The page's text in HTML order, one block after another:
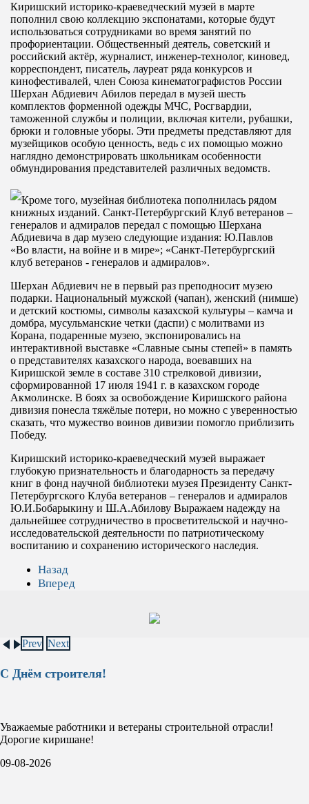
Киришский историко-краеведческий музей в марте
пополнил свою коллекцию экспонатами, которые будут
использоваться сотрудниками во время занятий по
профориентации. Общественный деятель, советский и
российский актёр, журналист, инженер-технолог, киновед,
корреспондент, писатель, лауреат ряда конкурсов и
кинофестивалей, член Союза кинематографистов России
Шерхан Абдиевич Абилов передал в музей шесть
комплектов форменной одежды МЧС, Росгвардии,
таможенной службы и полиции, включая кители, рубашки,
брюки и головные уборы. Эти предметы представляют для
музейщиков особую ценность, ведь с их помощью можно
наглядно демонстрировать школьникам особенности
обмундирования представителей различных ведомств.
Кроме того, музейная библиотека пополнилась рядом
книжных изданий. Санкт-Петербургский Клуб ветеранов –
генералов и адмиралов передал с помощью Шерхана
Абдиевича в дар музею следующие издания: Ю.Павлов
«Во власти, на войне и в мире»; «Санкт-Петербургский
клуб ветеранов - генералов и адмиралов».
Шерхан Абдиевич не в первый раз преподносит музею
подарки. Национальный мужской (чапан), женский (нимше)
и детский костюмы, символы казахской культуры – камча и
домбра, мусульманские четки (даспи) с молитвами из
Корана, подаренные музею, экспонировались на
интерактивной выставке «Славные сыны степей» в память
о представителях казахского народа, воевавших на
Киришской земле в составе 310 стрелковой дивизии,
сформированной 17 июля 1941 г. в казахском городе
Акмолинске. В боях за освобождение Киришского района
дивизия понесла тяжёлые потери, но можно с уверенностью
сказать, что мужество воинов дивизии помогло приблизить
Победу.
Киришский историко-краеведческий музей выражает
глубокую признательность и благодарность за передачу
книг в фонд научной библиотеки музея Президенту Санкт-
Петербургского Клуба ветеранов – генералов и адмиралов
Ю.И.Бобарыкину и Ш.А.Абилову Выражаем надежду на
дальнейшее сотрудничество в просветительской и научно-
исследовательской деятельности по патриотическому
воспитанию и сохранению исторического наследия.
Назад
Вперед
Prev Next
С Днём строителя!
Уважаемые работники и ветераны строительной отрасли!
Дорогие киришане!
09-08-2026